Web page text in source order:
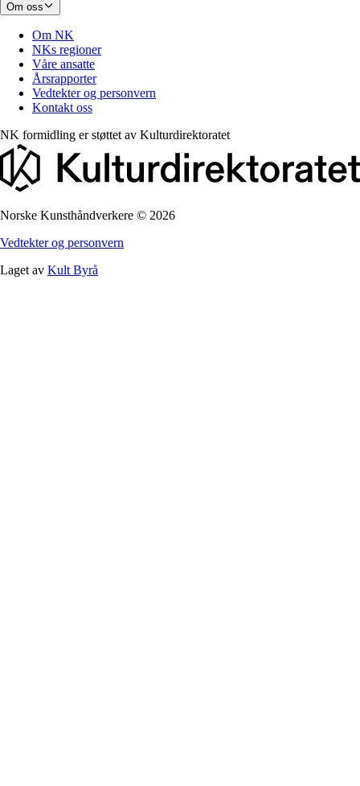
Om oss
Om NK
NKs regioner
Våre ansatte
Årsrapporter
Vedtekter og personvern
Kontakt oss
NK formidling er støttet av Kulturdirektoratet
Norske Kunsthåndverkere © 2026
Vedtekter og personvern
Laget av Kult Byrå